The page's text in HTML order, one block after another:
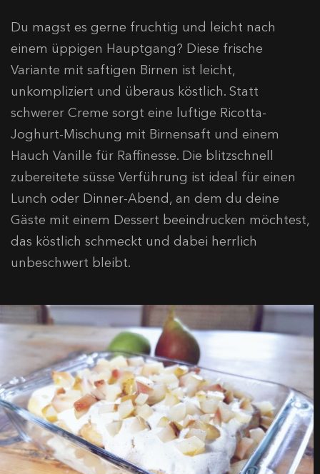
Du magst es gerne fruchtig und leicht nach
einem üppigen Hauptgang? Diese frische
Variante mit saftigen Birnen ist leicht,
unkompliziert und überaus köstlich. Statt
schwerer Creme sorgt eine luftige Ricotta-
Joghurt-Mischung mit Birnensaft und einem
Hauch Vanille für Raffinesse. Die blitzschnell
zubereitete süsse Verführung ist ideal für einen
Lunch oder Dinner-Abend, an dem du deine
Gäste mit einem Dessert beeindrucken möchtest,
das köstlich schmeckt und dabei herrlich
unbeschwert bleibt.